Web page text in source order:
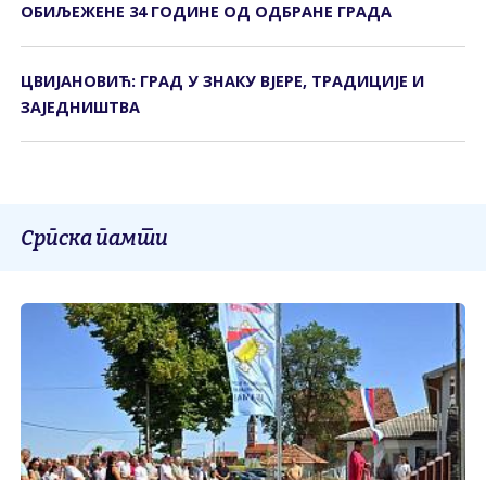
ОБИЉЕЖЕНЕ 34 ГОДИНЕ ОД ОДБРАНЕ ГРАДА
ЦВИЈАНОВИЋ: ГРАД У ЗНАКУ ВЈЕРЕ, ТРАДИЦИЈЕ И
ЗАЈЕДНИШТВА
Српска памти